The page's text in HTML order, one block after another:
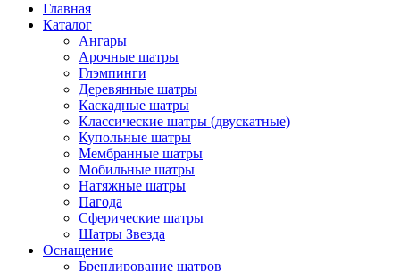
Главная
Каталог
Ангары
Арочные шатры
Глэмпинги
Деревянные шатры
Каскадные шатры
Классические шатры (двускатные)
Купольные шатры
Мембранные шатры
Мобильные шатры
Натяжные шатры
Пагода
Сферические шатры
Шатры Звезда
Оснащение
Брендирование шатров